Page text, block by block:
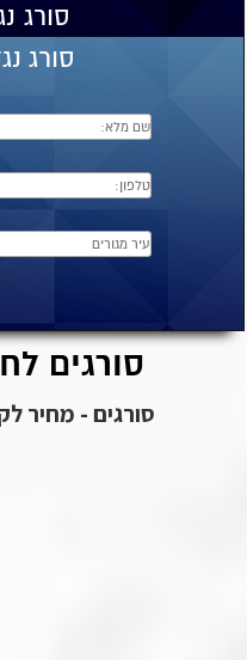
סורג
סורג
סורגים
סורגים - מחיר